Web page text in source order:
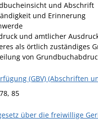
und Abschrift
und Erinnerung
und amtlicher
als örtlich zuständiges
von
(GBV) (Abschriften
85
über die freiwillige